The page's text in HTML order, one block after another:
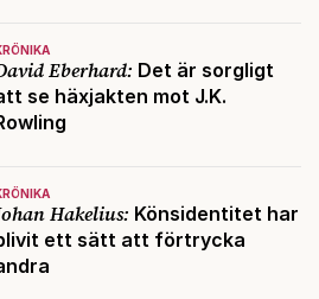
Eberhard: Det är sorgligt
se häxjakten mot J.K.
Hakelius: Könsidentitet har
ett sätt att förtrycka